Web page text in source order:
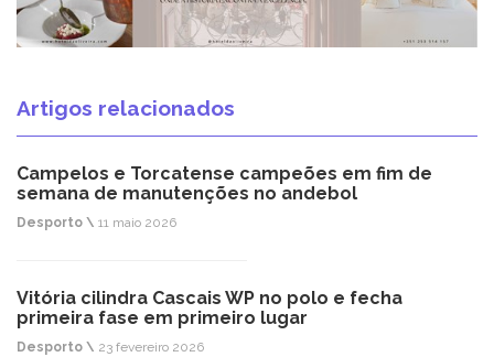
Artigos relacionados
Campelos e Torcatense campeões em fim de
semana de manutenções no andebol
Desporto \ 11 maio 2026
Vitória cilindra Cascais WP no polo e fecha
primeira fase em primeiro lugar
Desporto \ 23 fevereiro 2026